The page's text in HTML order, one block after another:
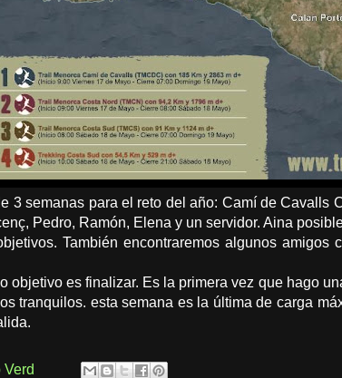
3 semanas para el reto del año: Camí de Cavalls
Pedro, Ramón, Elena y un servidor. Aina
También encontraremos algunos
objetivo es finalizar. Es la primera vez que hago
tranquilos. esta semana es la última de carga
Verd